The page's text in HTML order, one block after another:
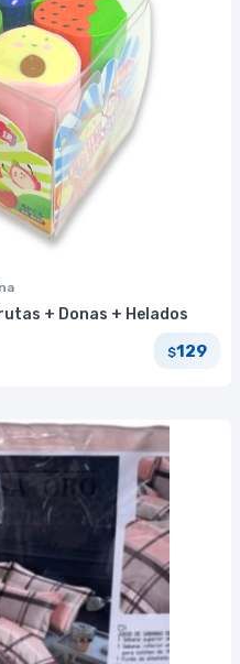
+ Donas + Helados
$129